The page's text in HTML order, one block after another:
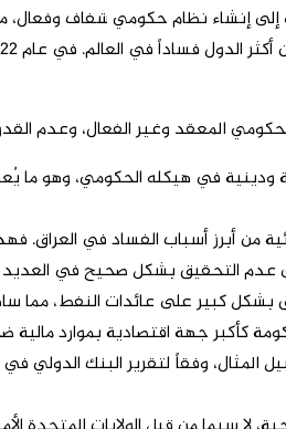
إلى إنشاء نظام حكومي شفاف وفعال،
المعقد وغير الفعال، وعدم
في هيكله الحكومي، وهو ما
من أبرز أسباب الفساد في العراق.
التحقيق بشكل صحيح في العديد
بشكل كبير على عائدات النفط، مما
جهة اقتصادية بموارد مالية